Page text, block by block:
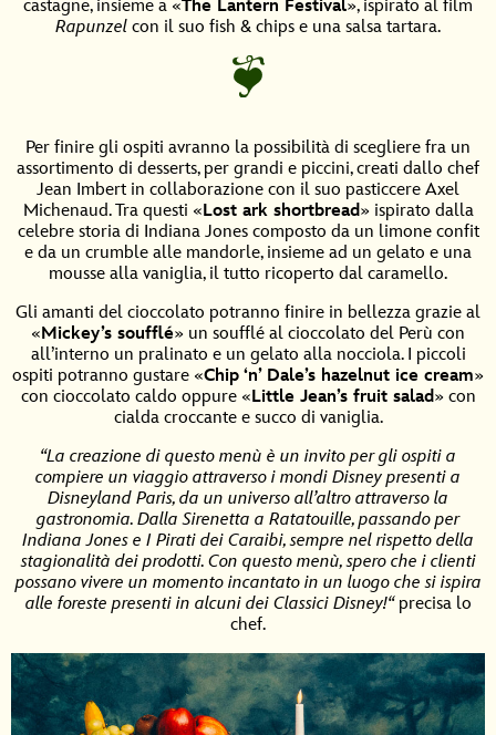
castagne, insieme a «The Lantern Festival», ispirato al film
Rapunzel con il suo fish & chips e una salsa tartara.
Per finire gli ospiti avranno la possibilità di scegliere fra un
assortimento di desserts, per grandi e piccini, creati dallo chef
Jean Imbert in collaborazione con il suo pasticcere Axel
Michenaud. Tra questi «Lost ark shortbread» ispirato dalla
celebre storia di Indiana Jones composto da un limone confit
e da un crumble alle mandorle, insieme ad un gelato e una
mousse alla vaniglia, il tutto ricoperto dal caramello.
Gli amanti del cioccolato potranno finire in bellezza grazie al
«Mickey’s soufflé» un soufflé al cioccolato del Perù con
all’interno un pralinato e un gelato alla nocciola. I piccoli
ospiti potranno gustare «Chip ‘n’ Dale’s hazelnut ice cream»
con cioccolato caldo oppure «Little Jean’s fruit salad» con
cialda croccante e succo di vaniglia.
“La creazione di questo menù è un invito per gli ospiti a
compiere un viaggio attraverso i mondi Disney presenti a
Disneyland Paris, da un universo all’altro attraverso la
gastronomia. Dalla Sirenetta a Ratatouille, passando per
Indiana Jones e I Pirati dei Caraibi, sempre nel rispetto della
stagionalità dei prodotti. Con questo menù, spero che i clienti
possano vivere un momento incantato in un luogo che si ispira
alle foreste presenti in alcuni dei Classici Disney!“precisa lo
chef.